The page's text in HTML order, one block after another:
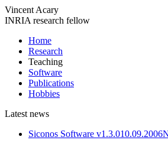
Vincent Acary
INRIA research fellow
Home
Research
Teaching
Software
Publications
Hobbies
Latest news
Siconos Software v1.3.010.09.2006